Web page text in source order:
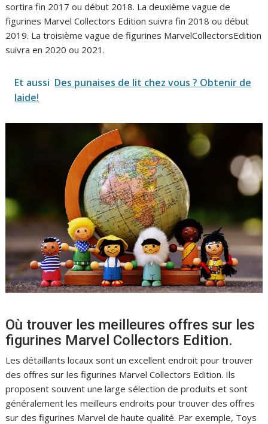
sortira fin 2017 ou début 2018. La deuxième vague de
figurines Marvel Collectors Edition suivra fin 2018 ou début
2019. La troisième vague de figurines MarvelCollectorsEdition
suivra en 2020 ou 2021.
Et aussi Des punaises de lit chez vous ? Obtenir de
laide!
Où trouver les meilleures offres sur les
figurines Marvel Collectors Edition.
Les détaillants locaux sont un excellent endroit pour trouver
des offres sur les figurines Marvel Collectors Edition. Ils
proposent souvent une large sélection de produits et sont
généralement les meilleurs endroits pour trouver des offres
sur des figurines Marvel de haute qualité. Par exemple, Toys